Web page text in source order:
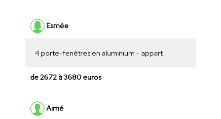
Esmée
4 porte-fenêtres en aluminium - appart
de 2672 à 3680 euros
Aimé